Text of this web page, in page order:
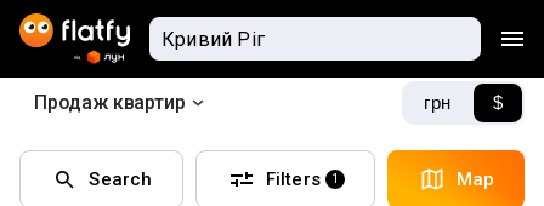
Продаж квартир грн $
Search Filters 1 Map